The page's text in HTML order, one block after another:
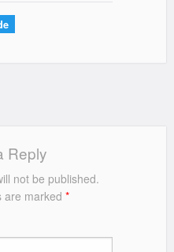
Reply
not be published.
are marked *